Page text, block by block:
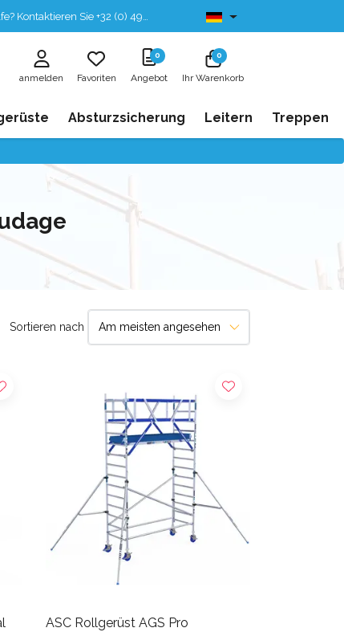
Sie +32 (0) 496 532 330 Ab lager lieferbar
anmelden Favoriten
0
Angebot
0
Ihr Warenkorb
Absturzsicherung Leitern Treppen
Sortieren nach
ASC Rollgerüst AGS Pro